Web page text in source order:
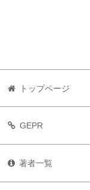
トップページ
GEPR
著者一覧